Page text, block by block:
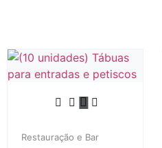
Restauração e Bar